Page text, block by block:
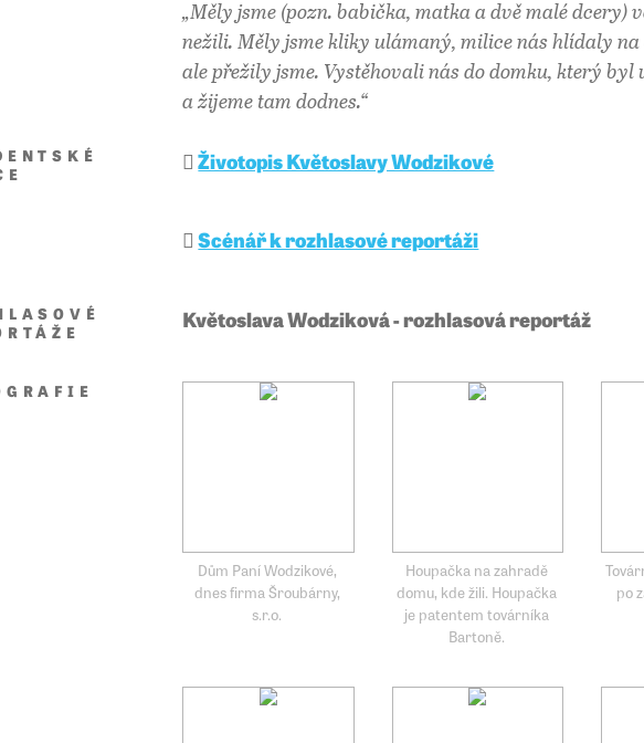
„Měly jsme (pozn. babička, matka a dvě malé
nežili. Měly jsme kliky ulámaný, milice nás hlídaly
ale přežily jsme. Vystěhovali nás do domku, který
a žijeme tam dodnes.“
Životopis Květoslavy Wodzikové
Scénář k rozhlasové reportáži
Květoslava Wodziková - rozhlasová reportáž
Dům Paní Wodzikové,
dnes firma Šroubárny,
s.r.o.
Houpačka na zahradě
domu, kde žili. Houpačka
je patentem továrníka
Bartoně.
po